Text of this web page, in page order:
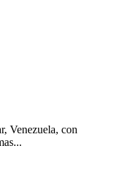
Venezuela, con